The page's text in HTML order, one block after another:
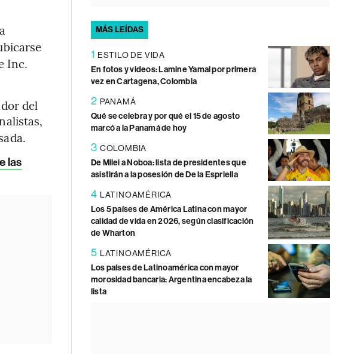
Inc.
del
las
MÁS LEÍDAS
1 ESTILO DE VIDA
En fotos y videos: Lamine Yamal por primera
vez en Cartagena, Colombia
2 PANAMÁ
Qué se celebra y por qué el 15 de agosto
marcó a la Panamá de hoy
3 COLOMBIA
De Milei a Noboa: lista de presidentes que
asistirán a la posesión de De la Espriella
4 LATINOAMÉRICA
Los 5 países de América Latina con mayor
calidad de vida en 2026, según clasificación
de Wharton
5 LATINOAMÉRICA
Los países de Latinoamérica con mayor
morosidad bancaria: Argentina encabeza la
lista